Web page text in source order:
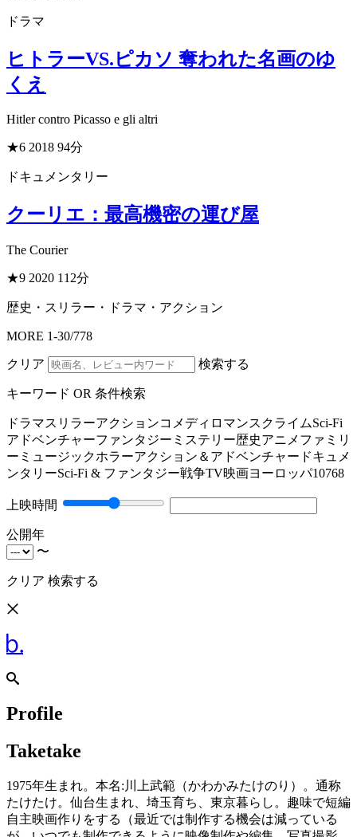
ドラマ
ヒトラーVS.ピカソ 奪われた名画のゆ
くえ
Hitler contro Picasso e gli altri
★6 2018 94分
ドキュメンタリー
クーリエ：最高機密の運び屋
The Courier
★9 2020 112分
歴史・スリラー・ドラマ・アクション
MORE 1-30/778
クリア 検索する
キーワード OR 条件検索
ドラマスリラーアクションコメディ ロマンス クライムSci-Fi
アドベンチャーファンタジー ミステリー歴史アニメ ファミリ
ー ミュージックホラーアクション＆アドベンチャー ドキュメ
ンタリーSci-Fi & ファンタジー戦争TV映画ヨーロッパ10768
上映時間
公開年
〜
クリア 検索する
Profile
Taketake
1975年生まれ。本名:川上武範（かわかみたけのり）。通称
たけたけ。仙台生まれ、埼玉育ち、東京暮らし。趣味で短編
自主映画作りをする（最近では制作する機会は減っている